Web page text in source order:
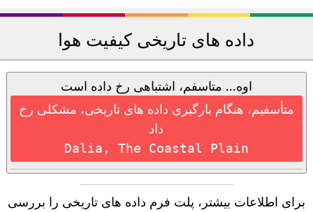
داده های تاریخی کیفیت هوا
اوه... متاسفم، اشتباهی رخ داده است
متأسفیم، هنگام بارگیری داده های تاریخی، مشکلی رخ
داد
Dalia, The Coastal Plain
برای اطلاعات بیشتر، پلت فرم داده های تاریخی را بررسی